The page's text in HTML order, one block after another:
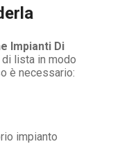
Impianti Di
lista in modo
è necessario:
impianto